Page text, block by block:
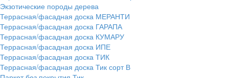
Экзотические породы дерева
Террасная/фасадная доска МЕРАНТИ
Террасная/фасадная доска ГАРАПА
Террасная/фасадная доска КУМАРУ
Террасная/фасадная доска ИПЕ
Террасная/фасадная доска ТИК
Террасная/фасадная доска Тик сорт В